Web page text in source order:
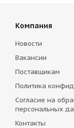
Компания
Новости
Вакансии
Поставщикам
Политика
Согласие на
персональных
Контакты